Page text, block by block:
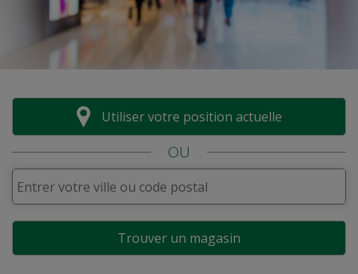
Utiliser votre position actuelle
OU
Trouver un magasin